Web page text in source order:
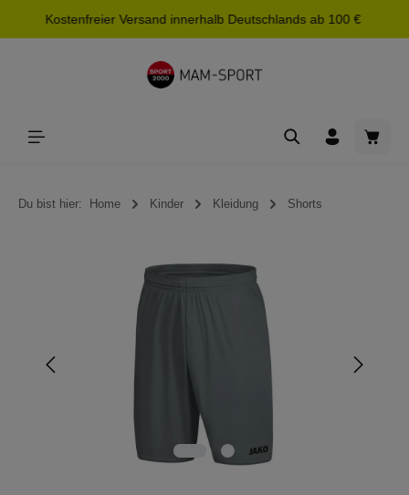
springen
Kostenfreier Versand innerhalb Deutschlands ab 100 €
Du bist hier: Home Kinder Kleidung Shorts
Bildergalerie überspringen